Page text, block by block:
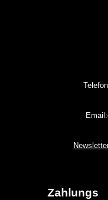
Zahlungs